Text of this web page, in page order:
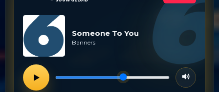
Someone To You
Banners
Volume